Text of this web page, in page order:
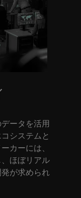
ータを活用
システムと
カーには、
ほぼリアル
が求められ